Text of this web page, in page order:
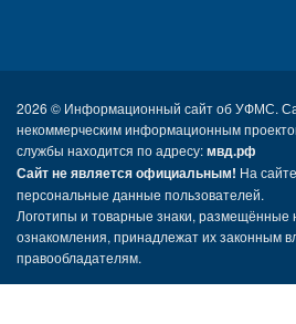
2026 © Информационный сайт об УФМС.
некоммерческим информационным
службы находится по адресу:мвд.рф
Сайт не является официальным! На
персональные данные пользователей.
Логотипы и товарные знаки, размещённые
ознакомления, принадлежат их законным
правообладателям.